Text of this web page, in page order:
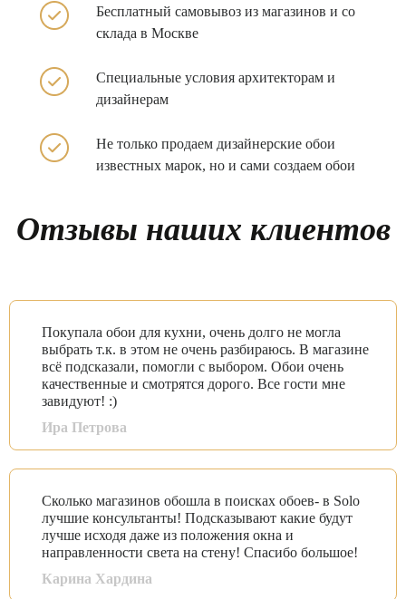
Бесплатный самовывоз из магазинов и со
склада в Москве
Специальные условия архитекторам и
дизайнерам
Не только продаем дизайнерские обои
известных марок, но и сами создаем обои
Отзывы наших клиентов
Покупала обои для кухни, очень долго не могла
выбрать т.к. в этом не очень разбираюсь. В магазине
всё подсказали, помогли с выбором. Обои очень
качественные и смотрятся дорого. Все гости мне
завидуют! :)
Ира Петрова
Сколько магазинов обошла в поисках обоев- в Solo
лучшие консультанты! Подсказывают какие будут
лучше исходя даже из положения окна и
направленности света на стену! Спасибо большое!
Карина Хардина